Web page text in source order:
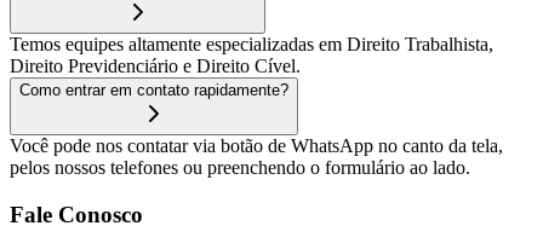
Temos equipes altamente especializadas em Direito Trabalhista,
Direito Previdenciário e Direito Cível.
Como entrar em contato rapidamente?
Você pode nos contatar via botão de WhatsApp no canto da tela,
pelos nossos telefones ou preenchendo o formulário ao lado.
Fale Conosco